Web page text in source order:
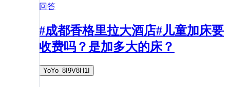
回答
#成都香格里拉大酒店#儿童加床要
收费吗？是加多大的床？
YoYo_8I9V8H1I